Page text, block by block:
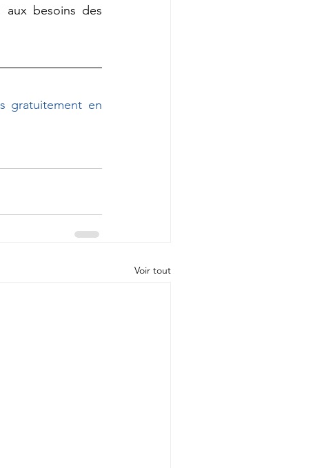
aux besoins des
gratuitement en
Voir tout